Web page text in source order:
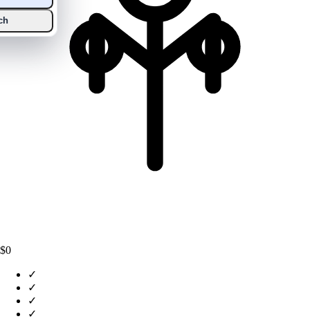
$0
✓
✓
✓
✓